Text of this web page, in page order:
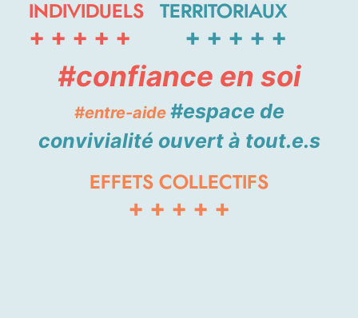
INDIVIDUELS
+ + + + +
TERRITORIAUX
+ + + + +
#confiance en soi
#entre-aide #espace de
convivialité ouvert à tout.e.s
EFFETS COLLECTIFS
+ + + + +